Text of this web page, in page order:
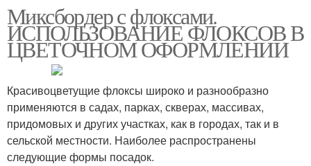
Миксбордер с флоксами.
ИСПОЛЬЗОВАНИЕ ФЛОКСОВ В
ЦВЕТОЧНОМ ОФОРМЛЕНИИ
Красивоцветущие флоксы широко и разнообразно
применяются в садах, парках, скверах, массивах,
придомовых и других участках, как в городах, так и в
сельской местности. Наиболее распространены
следующие формы посадок.